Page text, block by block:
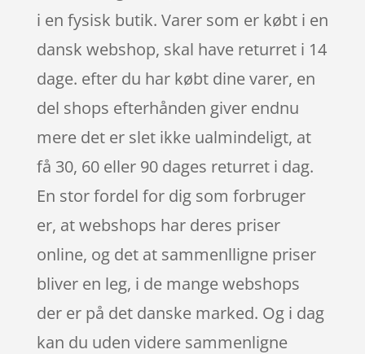
i en fysisk butik. Varer som er købt i en
dansk webshop, skal have returret i 14
dage. efter du har købt dine varer, en
del shops efterhånden giver endnu
mere det er slet ikke ualmindeligt, at
få 30, 60 eller 90 dages returret i dag.
En stor fordel for dig som forbruger
er, at webshops har deres priser
online, og det at sammenlligne priser
bliver en leg, i de mange webshops
der er på det danske marked. Og i dag
kan du uden videre sammenligne